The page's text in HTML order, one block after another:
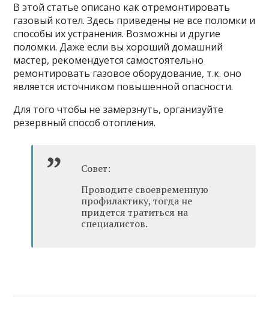
В этой статье описано как отремонтировать
газовый котел. Здесь приведены не все поломки и
способы их устранения. Возможны и другие
поломки. Даже если вы хороший домашний
мастер, рекомендуется самостоятельно
ремонтировать газовое оборудование, т.к. оно
является источником повышенной опасности.
Для того чтобы не замерзнуть, организуйте
резервный способ отопления.
Совет:
Проводите своевременную
профилактику, тогда не
придется тратиться на
специалистов.